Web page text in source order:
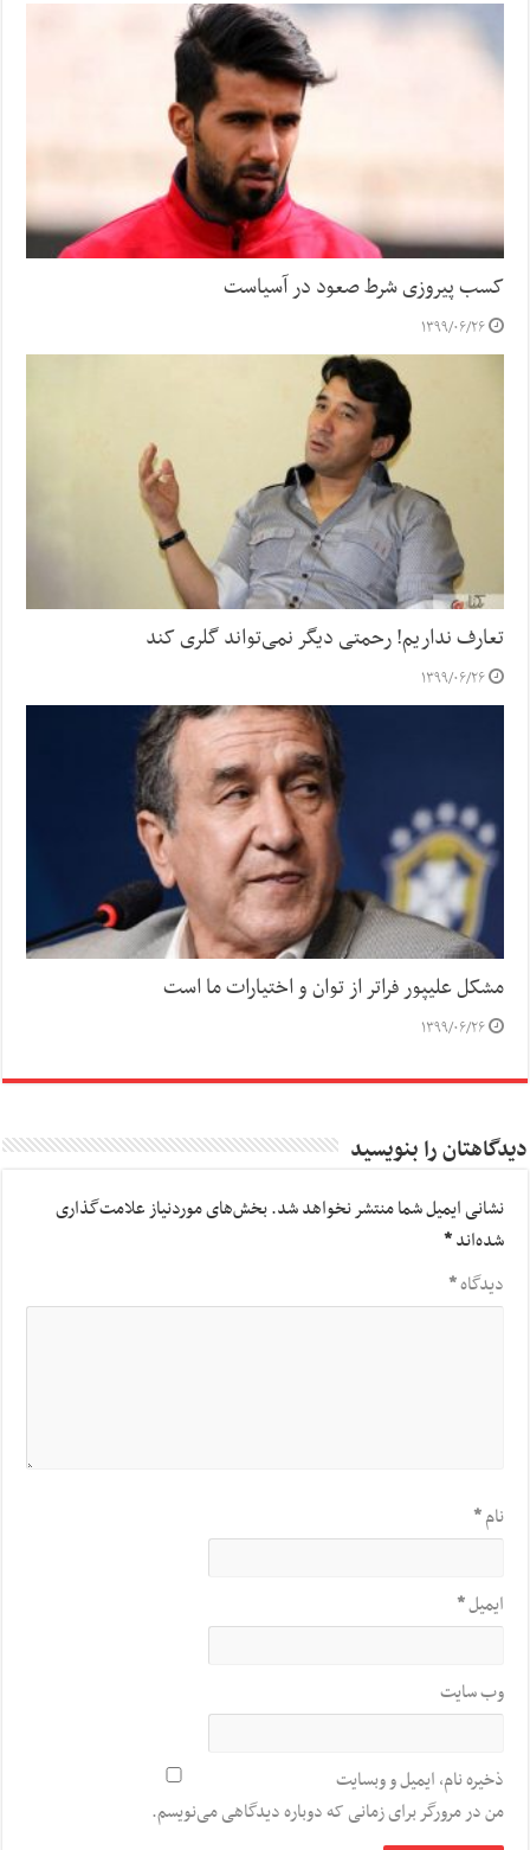
کسب پیروزی شرط صعود در آسیاست
۱۳۹۹/۰۶/۲۶
تعارف نداریم! رحمتی دیگر نمی‌تواند گلری کند
۱۳۹۹/۰۶/۲۶
مشکل علیپور فراتر از توان و اختیارات ما است
۱۳۹۹/۰۶/۲۶
دیدگاهتان را بنویسید
نشانی ایمیل شما منتشر نخواهد شد.بخش‌های موردنیاز علامت‌گذاری
شده‌اند*
دیدگاه*
نام*
ایمیل*
وب‌ سایت
ذخیره نام، ایمیل و وبسایت
من در مرورگر برای زمانی که دوباره دیدگاهی می‌نویسم.